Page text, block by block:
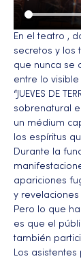
En el teatro ,
secretos y los
que nunca se
entre lo visible
“JUEVES DE
sobrenatural
un médium
los espíritus
Durante la
apariciones
y
Pero lo que
es que el
también
Los